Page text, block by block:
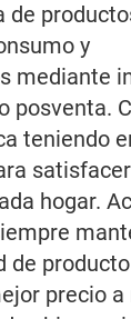
de
y
mediante
posventa.
teniendo
hogar.
de
precio a